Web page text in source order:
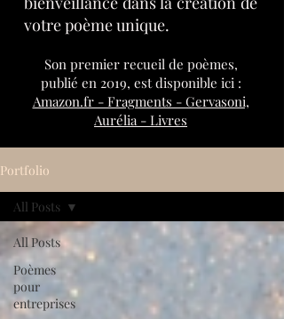
votre poème unique.
Son premier recueil de poèmes,
publié en 2019, est disponible ici :
Amazon.fr - Fragments - Gervasoni,
Aurélia - Livres
Portfolio
All Posts
Poèmes
pour
entreprises
All Posts